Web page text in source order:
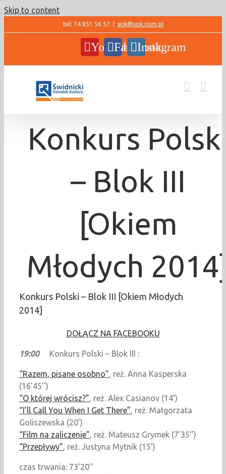
Skip to content
tel: 74 851 56 57 sok@sok.com.pl
YouTubeFacebookInstagram
Konkurs
– Blok III
[Okiem
Młodych
Konkurs Polski – Blok III [Okiem Młodych
2014]
DOŁĄCZ NA FACEBOOKU
19:00 Konkurs Polski – Blok III :
“Razem, pisane osobno”, reż. Anna Kasperska
(16’45’’)
“O której wrócisz?”, reż. Alex Casianov (14’)
“I’ll Call You When I Get There”, reż. Małgorzata
Goliszewska (20’)
“Film na zaliczenie”, reż. Mateusz Grymek (7’35’’)
“Przepływy”, reż. Justyna Mytnik (15’)
czas trwania: 73’20’’